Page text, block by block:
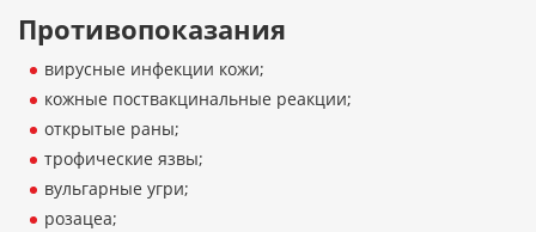
Противопоказания
вирусные инфекции кожи;
кожные поствакцинальные реакции;
открытые раны;
трофические язвы;
вульгарные угри;
розацеа;